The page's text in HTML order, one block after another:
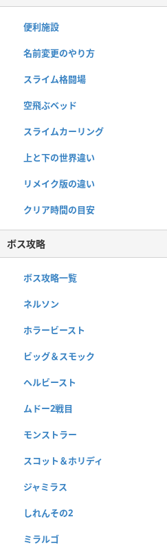
便利施設
名前変更のやり方
スライム格闘場
空飛ぶベッド
スライムカーリング
上と下の世界違い
リメイク版の違い
クリア時間の目安
ボス攻略
ボス攻略一覧
ネルソン
ホラービースト
ビッグ＆スモック
ヘルビースト
ムドー2戦目
モンストラー
スコット＆ホリディ
ジャミラス
しれんその2
ミラルゴ